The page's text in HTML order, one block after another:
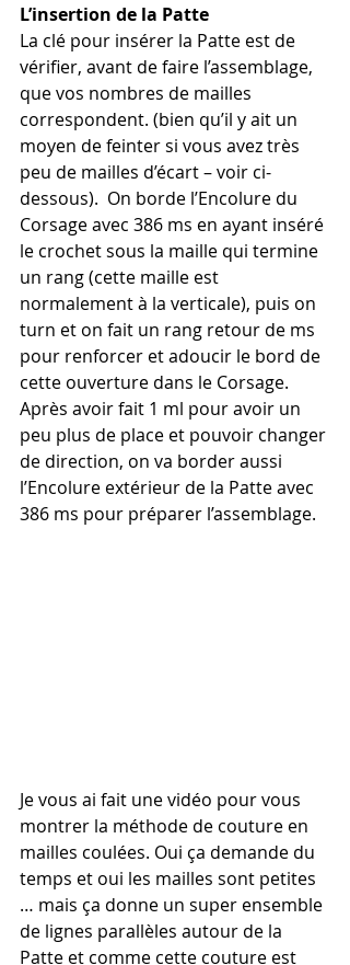
L’insertion de la Patte
La clé pour insérer la Patte est de
vérifier, avant de faire l’assemblage,
que vos nombres de mailles
correspondent. (bien qu’il y ait un
moyen de feinter si vous avez très
peu de mailles d’écart – voir ci-
dessous).  On borde l’Encolure du
Corsage avec 386 ms en ayant inséré
le crochet sous la maille qui termine
un rang (cette maille est
normalement à la verticale), puis on
turn et on fait un rang retour de ms
pour renforcer et adoucir le bord de
cette ouverture dans le Corsage.
Après avoir fait 1 ml pour avoir un
peu plus de place et pouvoir changer
de direction, on va border aussi
l’Encolure extérieur de la Patte avec
386 ms pour préparer l’assemblage.
Je vous ai fait une vidéo pour vous
montrer la méthode de couture en
mailles coulées. Oui ça demande du
temps et oui les mailles sont petites
… mais ça donne un super ensemble
de lignes parallèles autour de la
Patte et comme cette couture est